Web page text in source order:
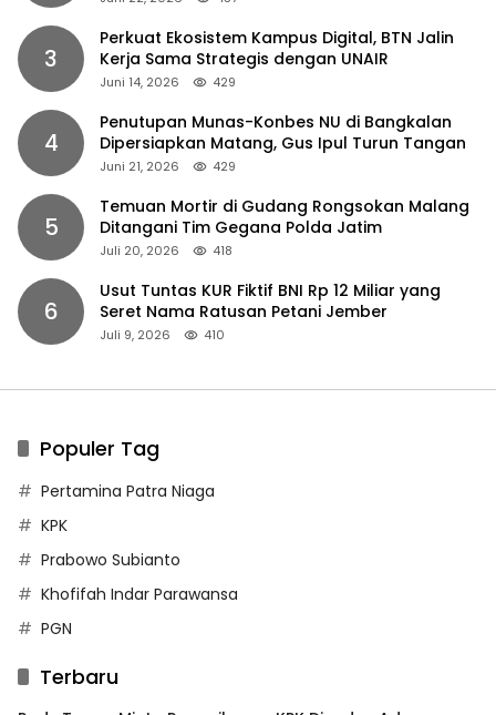
3
Perkuat Ekosistem Kampus Digital, BTN Jalin
Kerja Sama Strategis dengan UNAIR
Juni 14, 2026 429
4
Penutupan Munas-Konbes NU di Bangkalan
Dipersiapkan Matang, Gus Ipul Turun Tangan
Juni 21, 2026 429
5
Temuan Mortir di Gudang Rongsokan Malang
Ditangani Tim Gegana Polda Jatim
Juli 20, 2026 418
6
Usut Tuntas KUR Fiktif BNI Rp 12 Miliar yang
Seret Nama Ratusan Petani Jember
Juli 9, 2026 410
Populer Tag
Pertamina Patra Niaga
KPK
Prabowo Subianto
Khofifah Indar Parawansa
PGN
Terbaru